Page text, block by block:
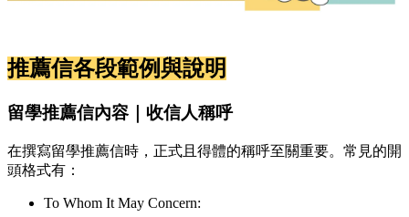
推薦信各段範例與說明
留學推薦信內容｜收信人稱呼
在撰寫留學推薦信時，正式且得體的稱呼至關重要。常見的開
頭格式有：
To Whom It May Concern: